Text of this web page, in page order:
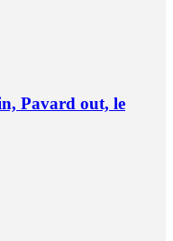
Pavard out, le